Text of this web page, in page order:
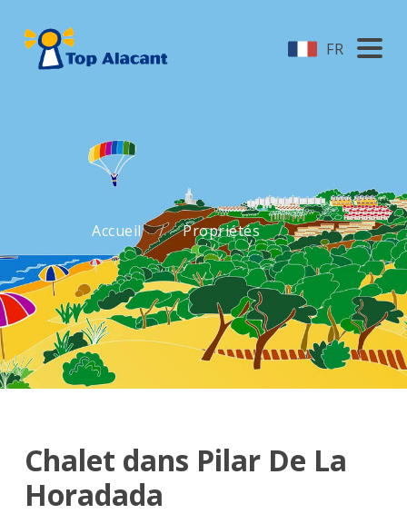
FR
Accueil Propriétés
Chalet dans Pilar De La
Horadada